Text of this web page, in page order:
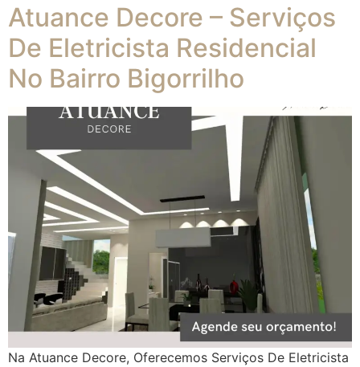
Atuance Decore – Serviços
De Eletricista Residencial
No Bairro Bigorrilho
Na Atuance Decore, Oferecemos Serviços De Eletricista